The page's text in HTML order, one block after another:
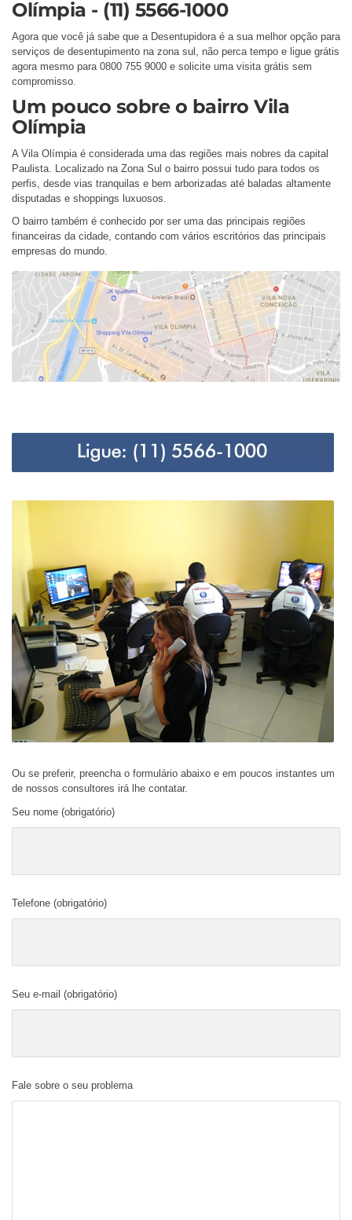
Olímpia - (11) 5566-1000
Agora que você já sabe que a Desentupidora é a sua melhor opção para
serviços de desentupimento na zona sul, não perca tempo e ligue grátis
agora mesmo para 0800 755 9000 e solicite uma visita grátis sem
compromisso.
Um pouco sobre o bairro Vila
Olímpia
A Vila Olímpia é considerada uma das regiões mais nobres da capital
Paulista. Localizado na Zona Sul o bairro possui tudo para todos os
perfis, desde vias tranquilas e bem arborizadas até baladas altamente
disputadas e shoppings luxuosos.
O bairro também é conhecido por ser uma das principais regiões
financeiras da cidade, contando com vários escritórios das principais
empresas do mundo.
Ou se preferir, preencha o formulário abaixo e em poucos instantes um
de nossos consultores irá lhe contatar.
Seu nome (obrigatório)
Telefone (obrigatório)
Seu e-mail (obrigatório)
Fale sobre o seu problema